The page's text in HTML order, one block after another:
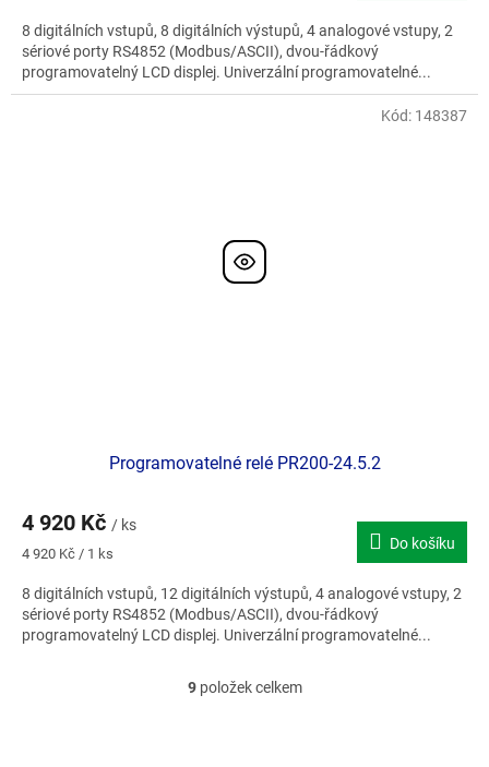
8 digitálních vstupů, 8 digitálních výstupů, 4 analogové vstupy, 2
sériové porty RS4852 (Modbus/ASCII), dvou-řádkový
programovatelný LCD displej. Univerzální programovatelné...
Programovatelné relé PR200-24.5.2
4 920 Kč / ks
Měrná
4 920 Kč / 1 ks
Do košíku
8 digitálních vstupů, 12 digitálních výstupů, 4 analogové vstupy, 2
sériové porty RS4852 (Modbus/ASCII), dvou-řádkový
programovatelný LCD displej. Univerzální programovatelné...
Kód: 148387
O
9položek celkem